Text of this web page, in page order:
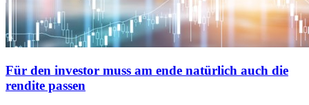
Für den investor muss am ende natürlich auch die
rendite passen